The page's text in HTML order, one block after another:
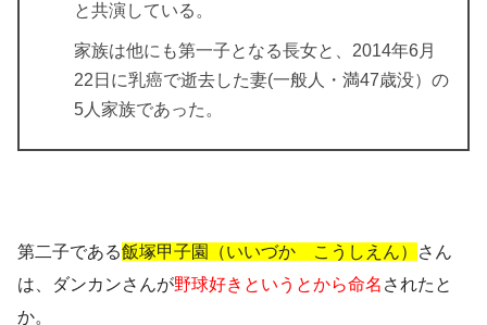
と共演している。
家族は他にも第一子となる長女と、2014年6月
22日に乳癌で逝去した妻(一般人・満47歳没） の
5人家族であった。
第二子である飯塚甲子園（いいづか こうしえん）
さん
は、ダンカンさんが野球好きというとから命名 されたと
か。